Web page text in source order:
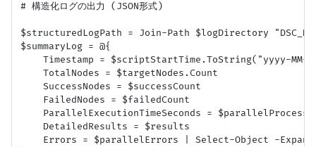
# 構造化ログの出力 (JSON形式)
$structuredLogPath = Join-Path $logDirectory
$summaryLog = @{
Timestamp = $scriptStartTime.ToString("yyyy-MM-
    TotalNodes = $targetNodes.Count
    SuccessNodes = $successCount
    FailedNodes = $failedCount
ParallelExecutionTimeSeconds =
    DetailedResults = $results
Errors = $parallelErrors | Select-Object -